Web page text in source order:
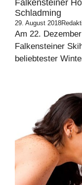
Falkensteiner
Schladming
29. August 2018
Am 22.
Falkensteiner
beliebtester